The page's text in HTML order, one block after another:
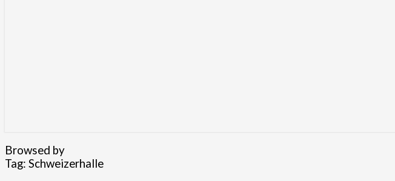
Browsed by
Tag: Schweizerhalle